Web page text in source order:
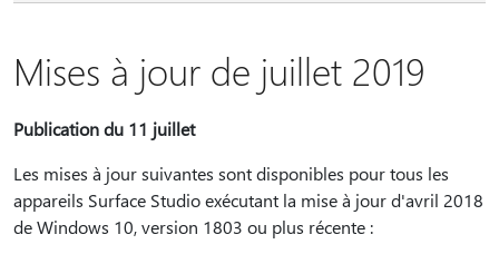
Mises à jour de juillet 2019
Publication du 11 juillet
Les mises à jour suivantes sont disponibles pour tous les
appareils Surface Studio exécutant la mise à jour d'avril 2018
de Windows 10, version 1803 ou plus récente :